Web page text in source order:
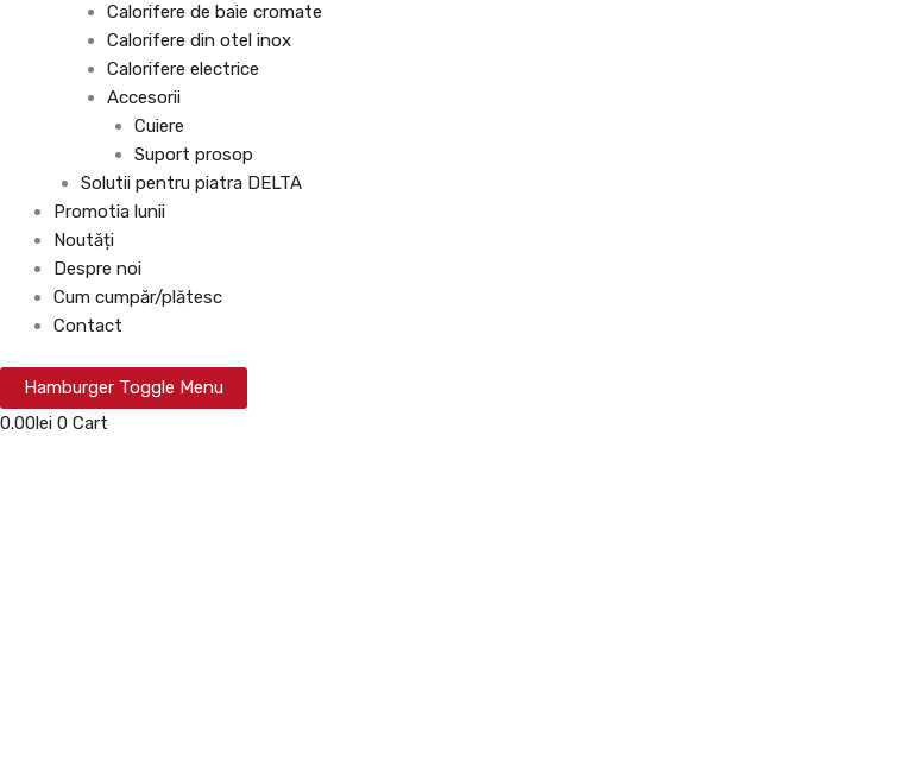
Calorifere de baie cromate
Calorifere din otel inox
Calorifere electrice
Accesorii
Cuiere
Suport prosop
Solutii pentru piatra DELTA
Promotia lunii
Noutăți
Despre noi
Cum cumpăr/plătesc
Contact
Hamburger Toggle Menu
0.00lei 0 Cart